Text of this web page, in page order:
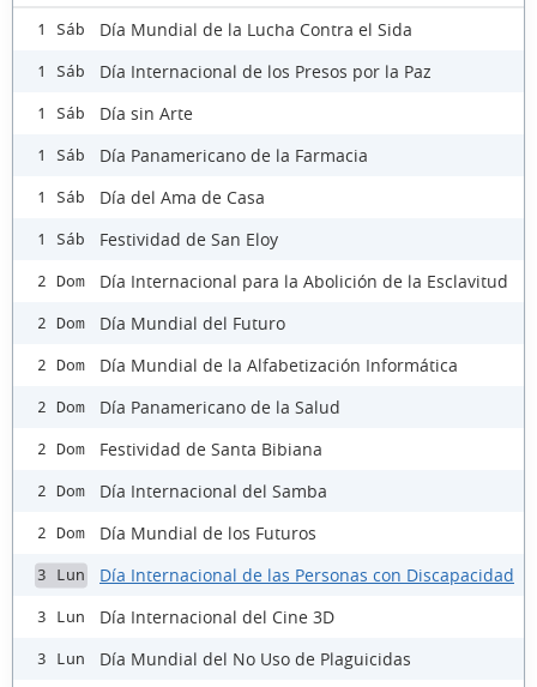
1 Sáb Día Mundial de la Lucha Contra el Sida
1 Sáb Día Internacional de los Presos por la Paz
1 Sáb Día sin Arte
1 Sáb Día Panamericano de la Farmacia
1 Sáb Día del Ama de Casa
1 Sáb Festividad de San Eloy
2 Dom Día Internacional para la Abolición de la Esclavitud
2 Dom Día Mundial del Futuro
2 Dom Día Mundial de la Alfabetización Informática
2 Dom Día Panamericano de la Salud
2 Dom Festividad de Santa Bibiana
2 Dom Día Internacional del Samba
2 Dom Día Mundial de los Futuros
3 Lun Día Internacional de las Personas con Discapacidad
3 Lun Día Internacional del Cine 3D
3 Lun Día Mundial del No Uso de Plaguicidas